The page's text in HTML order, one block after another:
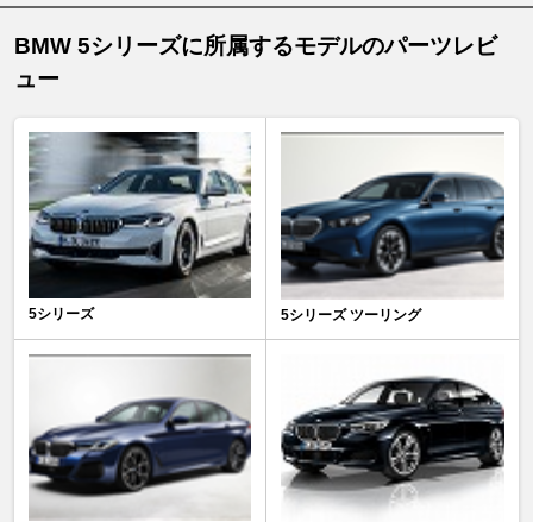
BMW 5シリーズに所属するモデルのパーツレビ
ュー
5シリーズ 5シリーズ ツーリング